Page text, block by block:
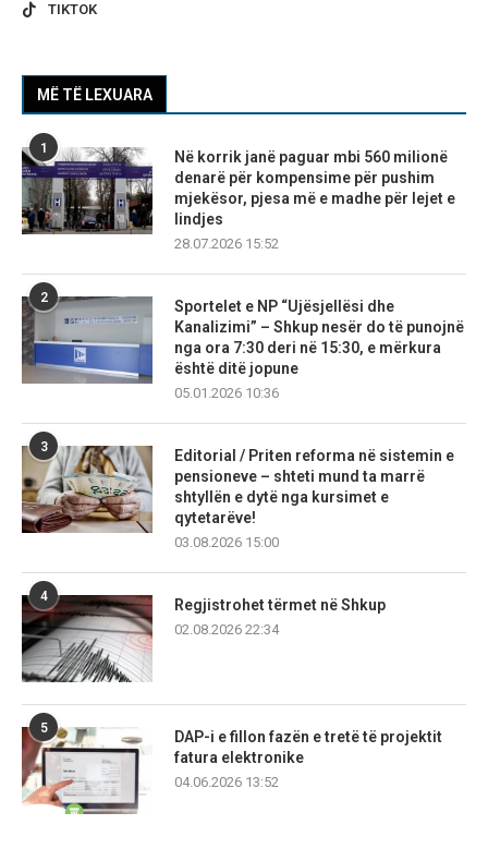
TIKTOK
MË TË LEXUARA
1
Në korrik janë paguar mbi 560 milionë
denarë për kompensime për pushim
mjekësor, pjesa më e madhe për lejet e
lindjes
28.07.2026 15:52
2
Sportelet e NP “Ujësjellësi dhe
Kanalizimi” – Shkup nesër do të punojnë
nga ora 7:30 deri në 15:30, e mërkura
është ditë jopune
05.01.2026 10:36
3
Editorial / Priten reforma në sistemin e
pensioneve – shteti mund ta marrë
shtyllën e dytë nga kursimet e
qytetarëve!
03.08.2026 15:00
4
Regjistrohet tërmet në Shkup
02.08.2026 22:34
5
DAP-i e fillon fazën e tretë të projektit
fatura elektronike
04.06.2026 13:52